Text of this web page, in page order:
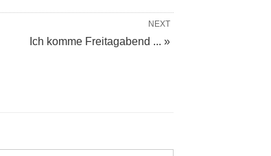
NEXT
Ich komme Freitagabend ... »